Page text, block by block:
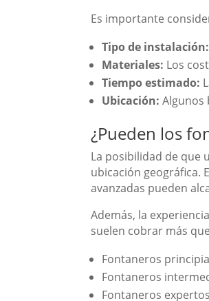
Es importante
Tipo de instalación:
Materiales: Los
Tiempo estimado:
Ubicación: Algunos
¿Pueden los
La posibilidad de que
ubicación geográfica.
avanzadas pueden
Además, la
suelen cobrar más
Fontaneros
Fontaneros
Fontaneros